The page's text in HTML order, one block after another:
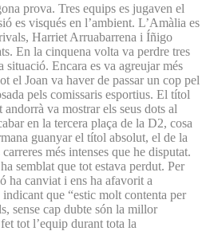
prova. Tres equips es jugaven el
es visqués en l’ambient. L’Amàlia es
Harriet Arruabarrena i Íñigo
En la cinquena volta va perdre tres
situació. Encara es va agreujar més
el Joan va haver de passar un cop pel
pels comissaris esportius. El títol
va mostrar els seus dots al
en la tercera plaça de la D2, cosa
guanyar el títol absolut, el de la
més intenses que he disputat.
semblat que tot estava perdut. Per
ha canviat i ens ha afavorit a
que “estic molt contenta per
sense cap dubte són la millor
tot l’equip durant tota la